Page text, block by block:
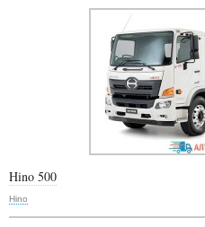
Hino 500
Hino